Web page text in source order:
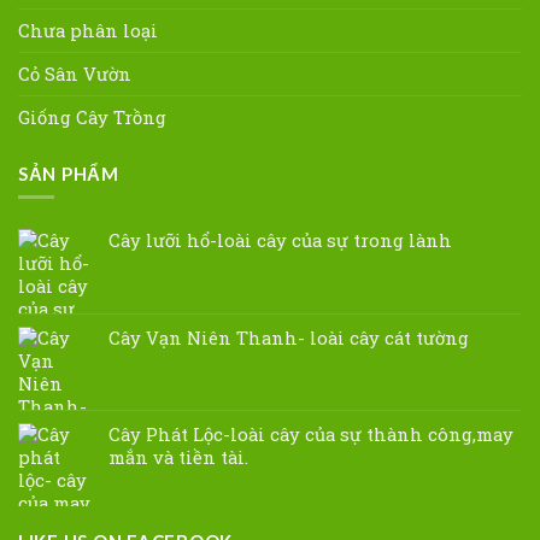
Chưa phân loại
Cỏ Sân Vườn
Giống Cây Trồng
SẢN PHẨM
Cây lưỡi hổ-loài cây của sự trong lành
Cây Vạn Niên Thanh- loài cây cát tường
Cây Phát Lộc-loài cây của sự thành công,may
mắn và tiền tài.